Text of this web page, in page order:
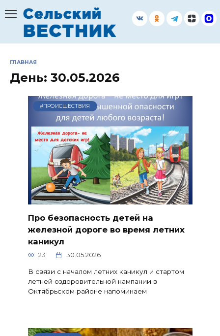
содержанию
ГЛАВНАЯ
День: 30.05.2026
#ПРОИСШЕСТВИЯ
Про безопасность детей на
железной дороге во время летних
каникул
23 30.05.2026
В связи с началом летних каникул и стартом
летней оздоровительной кампании в
Октябрьском районе напоминаем